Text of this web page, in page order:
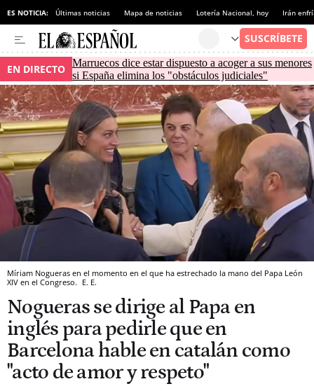
ES NOTICIA: Últimas noticias Mapa de noticias Lotería Nacional, hoy Irán
EN DIRECTO Marruecos dice estar dispuesto a acoger a sus menores
si España elimina los "obstáculos judiciales"
Míriam Nogueras en el momento en el que ha estrechado la mano del Papa León
XIV en el Congreso. E. E.
Nogueras se dirige al Papa en
inglés para pedirle que en
Barcelona hable en catalán como
"acto de amor y respeto"